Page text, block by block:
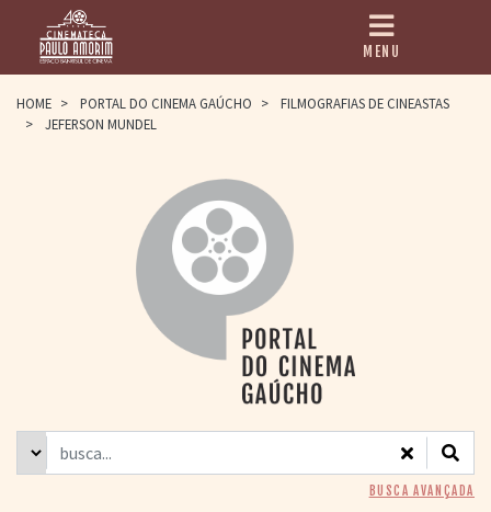
HOME
PAULO AMORIM
> HOMENAGEADOS
> EQUIPE
> ASSOCIAÇÃO DOS
> BIBLIOTECA
ROMEU GRIMALDI
> GRADE SEMANAL
> PREÇOS E
DESCONTOS
MENU
HOME > PORTAL DO CINEMA GAÚCHO >
FILMOGRAFIAS DE CINEASTAS
>
JEFERSON MUNDEL
BUSCA AVANÇADA